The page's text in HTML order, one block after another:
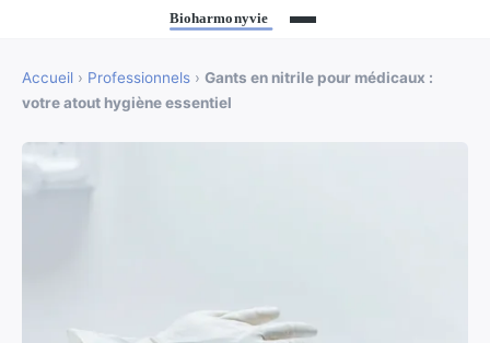
Accueil › Professionnels › Gants en nitrile pour médicaux :
votre atout hygiène essentiel